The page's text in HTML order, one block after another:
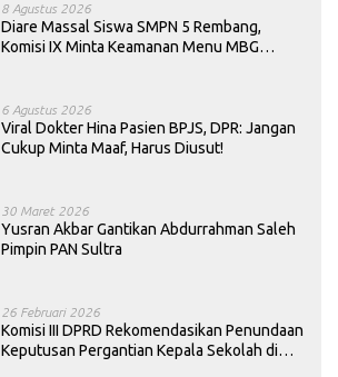
8 Agustus 2026
Diare Massal Siswa SMPN 5 Rembang,
Komisi IX Minta Keamanan Menu MBG
6 Agustus 2026
Viral Dokter Hina Pasien BPJS, DPR: Jangan
Cukup Minta Maaf, Harus Diusut!
30 Maret 2026
Yusran Akbar Gantikan Abdurrahman Saleh
Pimpin PAN Sultra
26 Februari 2026
Komisi III DPRD Rekomendasikan Penundaan
Keputusan Pergantian Kepala Sekolah di